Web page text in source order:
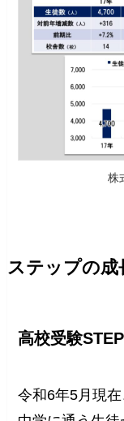
株
ステップの成
高校受験
令和6年5月現